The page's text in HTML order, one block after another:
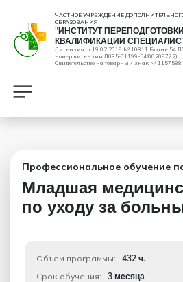
ЧАСТНОЕ УЧРЕЖДЕНИЕ
ОБРАЗОВАНИЯ
"ИНСТИТУТ
КВАЛИФИКАЦИИ
Лицензия от 19.02.2019 № 10811 Бланк 54
номер лицензии Л035-01199-54/00209772)
Свидетельство на товарный знак № 1157588
Профессиональное обучение
Младшая
по уходу за
Объем программы: 432 ч.
Срок обучения: 3 месяца